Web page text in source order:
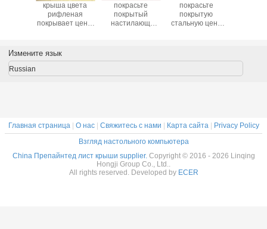
листа
крыша цвета
рифленая
покрывает цены
покрасьте
покрытый
настилающ
толя продавая
покрасьте
покрытую
стальную цену
стальной лист
Измените язык
Russian
Главная страница| О нас| Свяжитесь с нами Карта сайта|
Privacy Policy
Взгляд настольного компьютера
China Препайнтед лист крыши supplier. Copyright © 2016 - 2026 Linqing
Hongji Group Co., Ltd..
All rights reserved. Developed by ECER